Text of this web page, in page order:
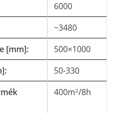
6000
~3480
[mm]:
500×1000
50-330
400m2/8h